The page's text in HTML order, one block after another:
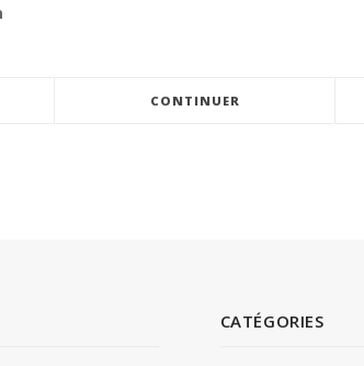
CONTINUER
CATÉGORIES